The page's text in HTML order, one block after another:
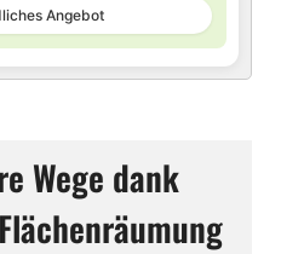
Angebot
Wege dank